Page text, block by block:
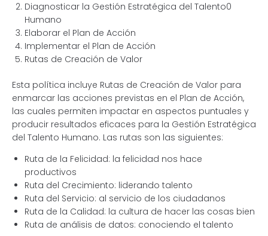
Diagnosticar la Gestión Estratégica del Talento0
Humano
Elaborar el Plan de Acción
Implementar el Plan de Acción
Rutas de Creación de Valor
Esta política incluye Rutas de Creación de Valor para
enmarcar las acciones previstas en el Plan de Acción,
las cuales permiten impactar en aspectos puntuales y
producir resultados eficaces para la Gestión Estratégica
del Talento Humano. Las rutas son las siguientes:
Ruta de la Felicidad: la felicidad nos hace
productivos
Ruta del Crecimiento: liderando talento
Ruta del Servicio: al servicio de los ciudadanos
Ruta de la Calidad: la cultura de hacer las cosas bien
Ruta de análisis de datos: conociendo el talento